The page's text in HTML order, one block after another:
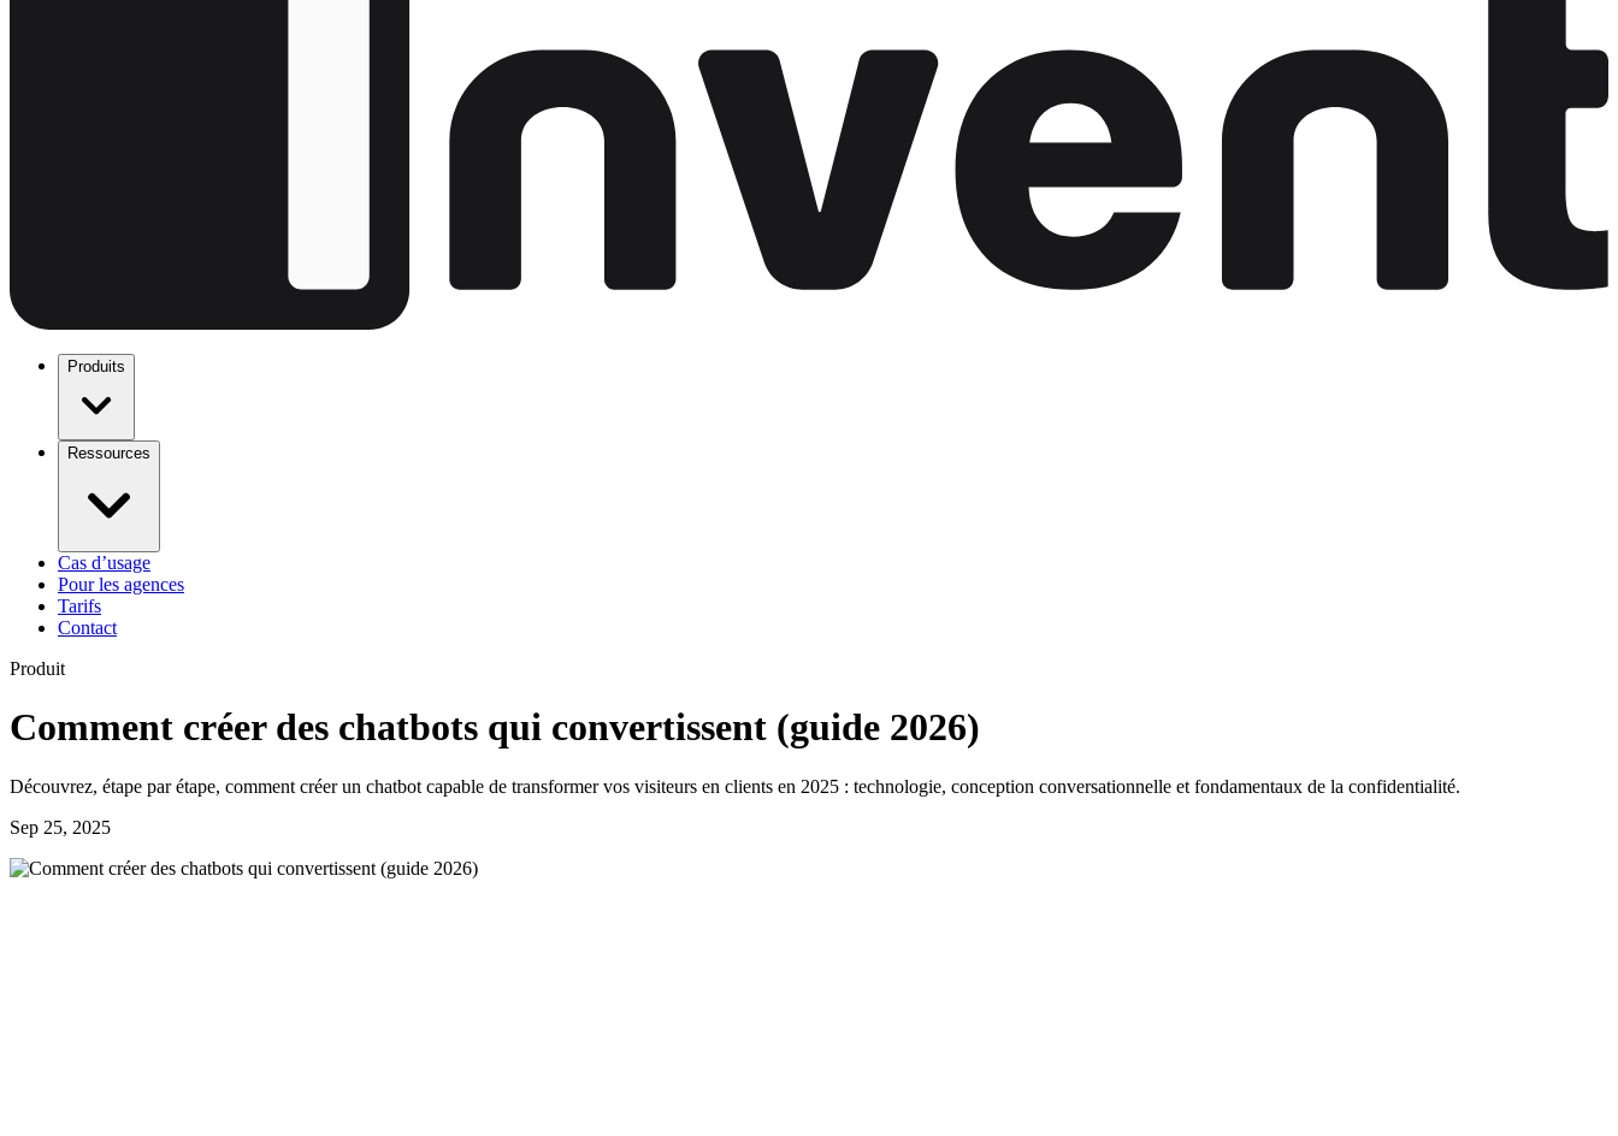
Produits
Ressources
Cas d’usage
Pour les agences
Tarifs
Contact
Produit
Comment créer des chatbots qui convertissent (guide 2026)
Découvrez, étape par étape, comment créer un chatbot capable de transformer vos visiteurs en clients en 2025 : technologie, conception conversationnelle et fondamentaux de la confidentialité.
Sep 25, 2025